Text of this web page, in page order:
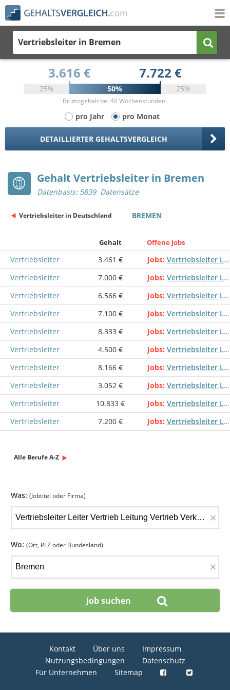
Vertriebsleiter in Bremen
3.616 € 7.722 €
25% 50% 25%
Bruttogehalt bei 40 Wochenstunden.
pro Jahr pro Monat
DETAILLIERTER GEHALTSVERGLEICH
Gehalt Vertriebsleiter in Bremen
Datenbasis: 5839 Datensätze
Vertriebsleiter in Deutschland BREMEN
Gehalt Offene Jobs
Vertriebsleiter 3.461 € Jobs Vertriebsleiter Leiter Vertrieb Leitung Vertrieb Verkaufsleiter
Vertriebsleiter
7.000 € Jobs Vertriebsleiter Leiter Vertrieb Leitung Vertrieb Verkaufsleiter
Vertriebsleiter
6.566 € Jobs Vertriebsleiter Leiter Vertrieb Leitung Vertrieb Verkaufsleiter
Vertriebsleiter
7.100 € Jobs Vertriebsleiter Leiter Vertrieb Leitung Vertrieb Verkaufsleiter
Vertriebsleiter
8.333 € Jobs Vertriebsleiter Leiter Vertrieb Leitung Vertrieb Verkaufsleiter
Vertriebsleiter
4.500 € Jobs Vertriebsleiter Leiter Vertrieb Leitung Vertrieb Verkaufsleiter
Vertriebsleiter
8.166 € Jobs Vertriebsleiter Leiter Vertrieb Leitung Vertrieb Verkaufsleiter
Vertriebsleiter
3.052 € Jobs Vertriebsleiter Leiter Vertrieb Leitung Vertrieb Verkaufsleiter
Vertriebsleiter
10.833 € Jobs Vertriebsleiter Leiter Vertrieb Leitung Vertrieb Verkaufsleiter
Vertriebsleiter
7.200 € Jobs Vertriebsleiter Leiter Vertrieb Leitung Vertrieb Verkaufsleiter
Alle Berufe A-Z
Was: (Jobtitel oder Firma)
×
Wo: (Ort, PLZ oder Bundesland)
×
Kontakt Über uns
Impressum
Nutzungsbedingungen
Datenschutz
Für Unternehmen
Sitemap